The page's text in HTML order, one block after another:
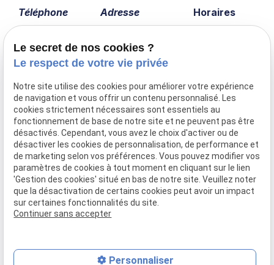
Téléphone
Adresse
vergers
07800 Charmes-
sur-Rhône
Horaires
Accueil
Présentation
Prestations
Nos réalisations
Actualités
Contact
Le secret de nos cookies ?
Le respect de votre vie privée
Notre site utilise des cookies pour améliorer votre expérience
de navigation et vous offrir un contenu personnalisé. Les
cookies strictement nécessaires sont essentiels au
fonctionnement de base de notre site et ne peuvent pas être
désactivés. Cependant, vous avez le choix d'activer ou de
désactiver les cookies de personnalisation, de performance et
de marketing selon vos préférences. Vous pouvez modifier vos
paramètres de cookies à tout moment en cliquant sur le lien
'Gestion des cookies' situé en bas de notre site. Veuillez noter
que la désactivation de certains cookies peut avoir un impact
sur certaines fonctionnalités du site.
Continuer sans accepter
Personnaliser